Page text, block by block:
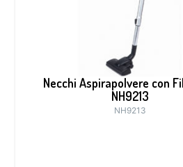
Necchi Aspirapolvere con
NH9213
NH9213